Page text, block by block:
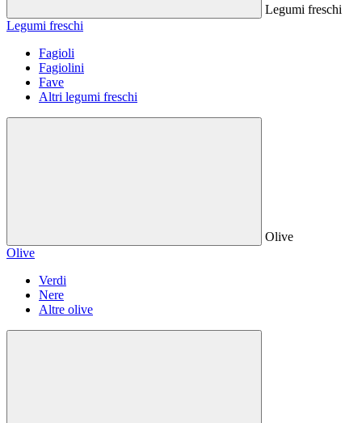
Legumi freschi
Legumi freschi
Fagioli
Fagiolini
Fave
Altri legumi freschi
Olive
Olive
Verdi
Nere
Altre olive